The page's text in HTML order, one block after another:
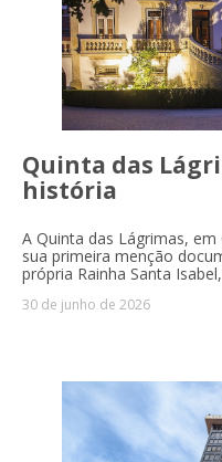
Quinta das
história
A Quinta das Lágrimas,
sua primeira menção
própria Rainha Santa
30 de junho de 2026